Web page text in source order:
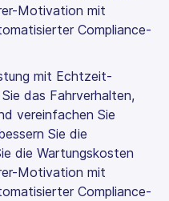
Motivation mit
Compliance-
mit Echtzeit-
das Fahrverhalten,
vereinfachen Sie
Sie die
die Wartungskosten
Motivation mit
Compliance-